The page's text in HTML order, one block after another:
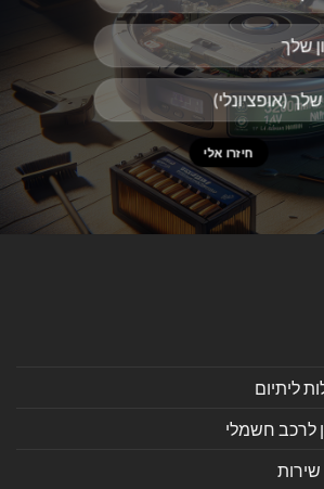
ליתיום
לרכב חשמלי